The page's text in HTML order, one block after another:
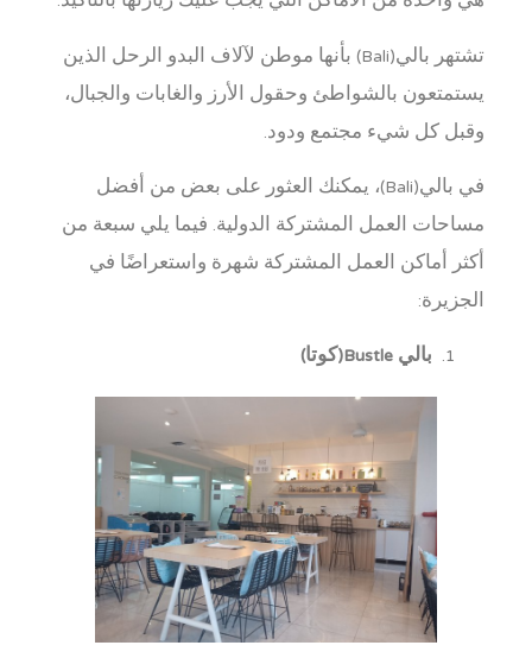
تشتهر بالي(Bali) بأنها موطن لآلاف البدو الرحل الذين
يستمتعون بالشواطئ وحقول الأرز والغابات والجبال،
وقبل كل شيء مجتمع ودود.
في بالي(Bali)، يمكنك العثور على بعض من أفضل
مساحات العمل المشتركة الدولية. فيما يلي سبعة من
أكثر أماكن العمل المشتركة شهرة واستعراضًا في
الجزيرة:
بالي Bustle(كوتا)